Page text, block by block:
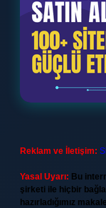
Reklam ve İletişim:
Yasal Uyarı: Bu
şirketi ile hiçbir
hazırladığımız